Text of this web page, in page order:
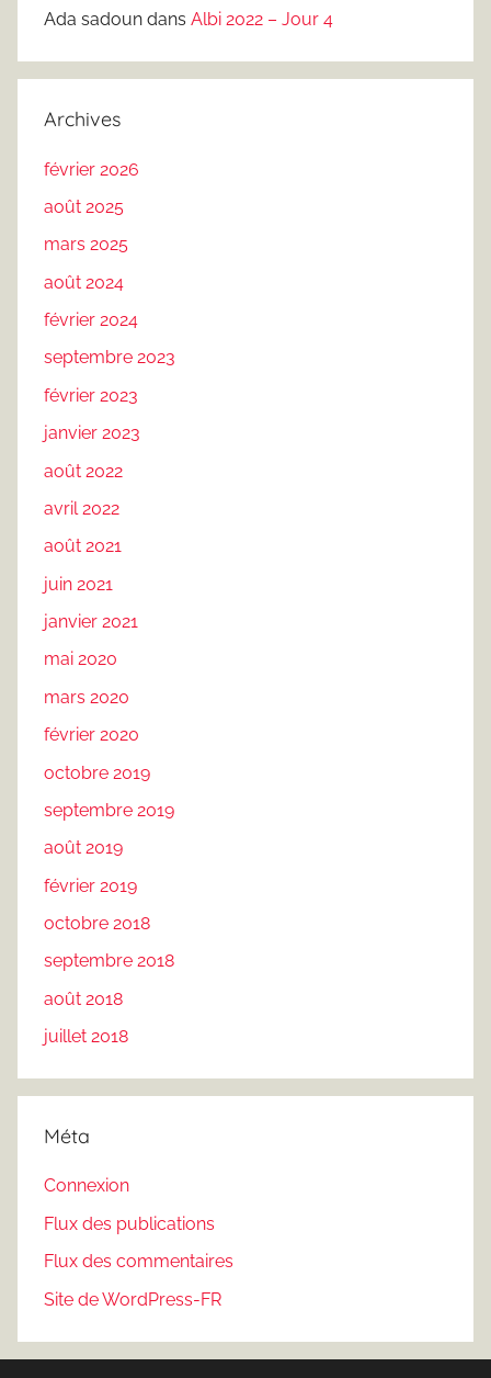
Ada sadoun dans Albi 2022 – Jour 4
Archives
février 2026
août 2025
mars 2025
août 2024
février 2024
septembre 2023
février 2023
janvier 2023
août 2022
avril 2022
août 2021
juin 2021
janvier 2021
mai 2020
mars 2020
février 2020
octobre 2019
septembre 2019
août 2019
février 2019
octobre 2018
septembre 2018
août 2018
juillet 2018
Méta
Connexion
Flux des publications
Flux des commentaires
Site de WordPress-FR